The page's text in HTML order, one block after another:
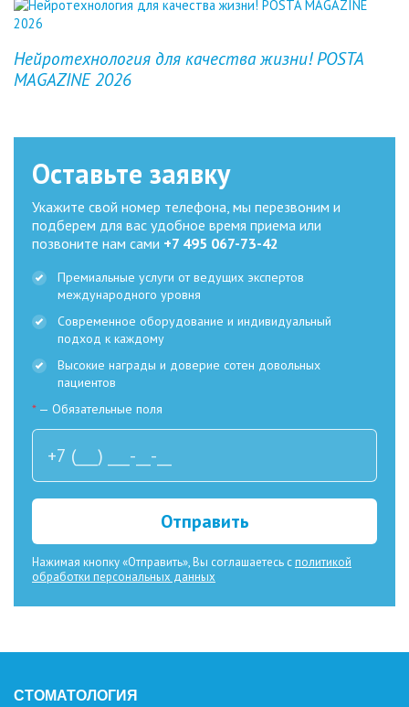
Нейротехнология для качества жизни! POSTA
MAGAZINE 2026
Previous
Оставьте заявку
Укажите свой номер телефона, мы перезвоним и
подберем для вас удобное время приема или
позвоните нам сами +7 495 067-73-42
Премиальные услуги от ведущих экспертов
международного уровня
Современное оборудование и индивидуальный
подход к каждому
Высокие награды и доверие сотен довольных
пациентов
*— Обязательные поля
Отправить
Нажимая кнопку «Отправить», Вы соглашаетесь сполитикой
обработки персональных данных
СТОМАТОЛОГИЯ